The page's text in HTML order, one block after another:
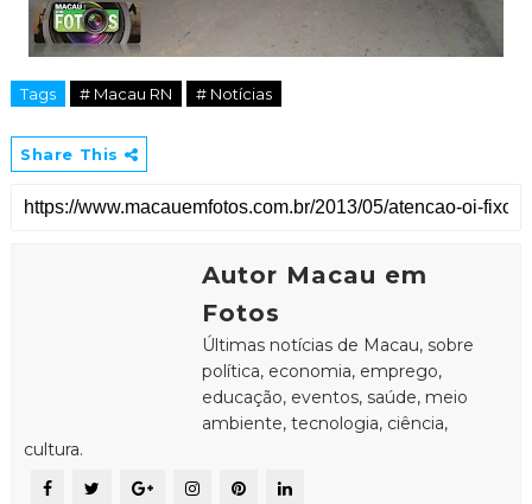
Tags # Macau RN # Notícias
Share This
Autor Macau em
Fotos
Últimas notícias de Macau, sobre
política, economia, emprego,
educação, eventos, saúde, meio
ambiente, tecnologia, ciência,
cultura.